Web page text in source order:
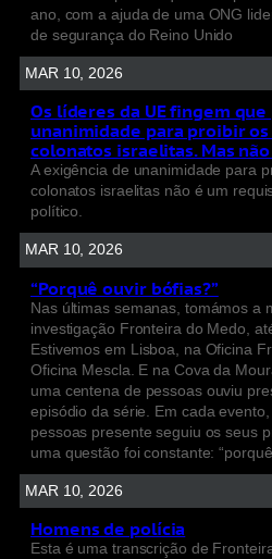
ano, com a ajuda de uma ONG
de segurança do Reino Unido
MAR 10, 2026
Os líderes da UE fingem
unanimidade para proibir
colonatos israelitas. Mas
A exigência de unanimidade para
colonatos israelitas não é um
político.
MAR 10, 2026
“Porquê ouvir bófias?”
Nas últimas semanas, tomámos a
investigação Fronteira do Medo,
Estivemos em Lisboa, na Oficina
Oficina Mescla. E na Cova da
uma centena de pessoas ouviu
episódio da série. Em cada
pessoas presente seguiu os seus
uma questão foi constante:
MAR 10, 2026
Homens de polícia
Esta é uma transcrição de